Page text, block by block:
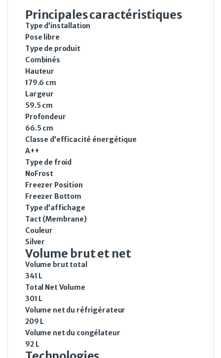
Principales caractéristiques
Type d’installation
Pose libre
Type de produit
Combinés
Hauteur
179.6 cm
Largeur
59.5 cm
Profondeur
66.5 cm
Classe d’efficacité énergétique
A++
Type de froid
NoFrost
Freezer Position
Freezer Bottom
Type d’affichage
Tact (Membrane)
Couleur
Silver
Volume brut et net
Volume brut total
341 L
Total Net Volume
301 L
Volume net du réfrigérateur
209 L
Volume net du congélateur
92 L